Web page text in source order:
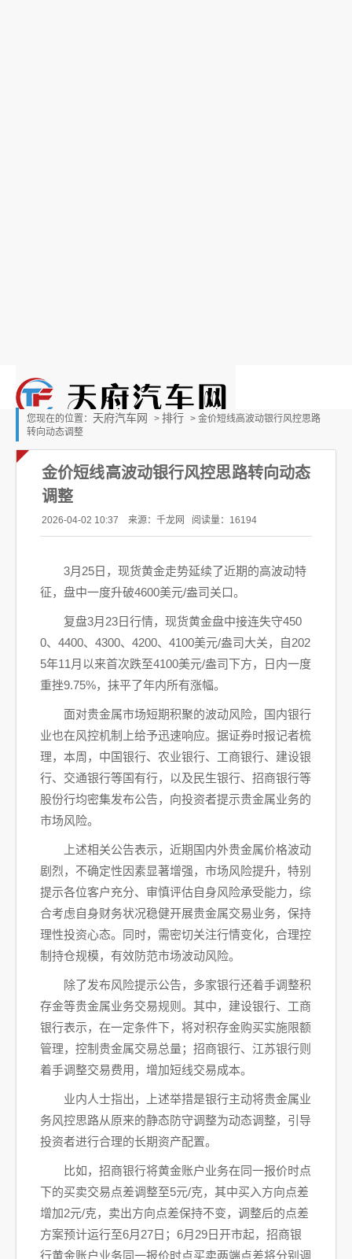
您现在的位置： 天府汽车网 > 排行 > 金价短线高波动银行风控思路
转向动态调整
金价短线高波动银行风控思路转向动态
调整
2026-04-02 10:37 来源：千龙网 阅读量：16194
3月25日，现货黄金走势延续了近期的高波动特
征，盘中一度升破4600美元/盎司关口。
复盘3月23日行情，现货黄金盘中接连失守450
0、4400、4300、4200、4100美元/盎司大关，自202
5年11月以来首次跌至4100美元/盎司下方，日内一度
重挫9.75%，抹平了年内所有涨幅。
面对贵金属市场短期积聚的波动风险，国内银行
业也在风控机制上给予迅速响应。据证券时报记者梳
理，本周，中国银行、农业银行、工商银行、建设银
行、交通银行等国有行，以及民生银行、招商银行等
股份行均密集发布公告，向投资者提示贵金属业务的
市场风险。
上述相关公告表示，近期国内外贵金属价格波动
剧烈，不确定性因素显著增强，市场风险提升，特别
提示各位客户充分、审慎评估自身风险承受能力，综
合考虑自身财务状况稳健开展贵金属交易业务，保持
理性投资心态。同时，需密切关注行情变化，合理控
制持仓规模，有效防范市场波动风险。
除了发布风险提示公告，多家银行还着手调整积
存金等贵金属业务交易规则。其中，建设银行、工商
银行表示，在一定条件下，将对积存金购买实施限额
管理，控制贵金属交易总量；招商银行、江苏银行则
着手调整交易费用，增加短线交易成本。
业内人士指出，上述举措是银行主动将贵金属业
务风控思路从原来的静态防守调整为动态调整，引导
投资者进行合理的长期资产配置。
比如，招商银行将黄金账户业务在同一报价时点
下的买卖交易点差调整至5元/克，其中买入方向点差
增加2元/克，卖出方向点差保持不变，调整后的点差
方案预计运行至6月27日；6月29日开市起，招商银
行黄金账户业务同一报价时点买卖两端点差将分别调